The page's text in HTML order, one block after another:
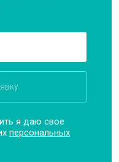
я даю свое
персональных